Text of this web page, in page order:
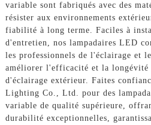
variable sont fabriqués avec des
résister aux environnements
fiabilité à long terme. Faciles à
d'entretien, nos lampadaires LED
les professionnels de l'éclairage et
améliorer l'efficacité et la longévité
d'éclairage extérieur. Faites
Lighting Co., Ltd. pour des
variable de qualité supérieure,
durabilité exceptionnelles,